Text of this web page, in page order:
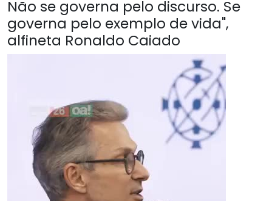
Não se governa pelo discurso. Se
governa pelo exemplo de vida",
alfineta Ronaldo Caiado